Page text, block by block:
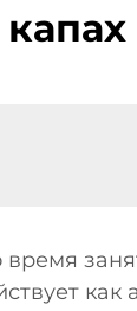
как